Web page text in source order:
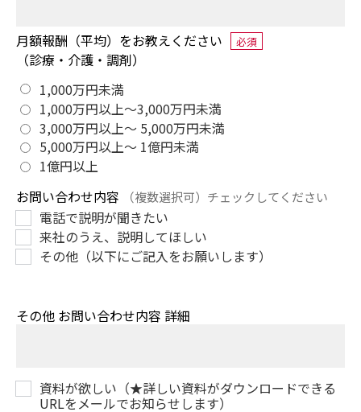
月額報酬（平均）をお教えください 必須
（診療・介護・調剤）
1,000万円未満
1,000万円以上～3,000万円未満
3,000万円以上～ 5,000万円未満
5,000万円以上～ 1億円未満
1億円以上
お問い合わせ内容
（複数選択可）チェックしてください
電話で説明が聞きたい
来社のうえ、説明してほしい
その他（以下にご記入をお願いします）
その他 お問い合わせ内容 詳細
資料が欲しい（★詳しい資料がダウンロードできる
URLをメールでお知らせします）